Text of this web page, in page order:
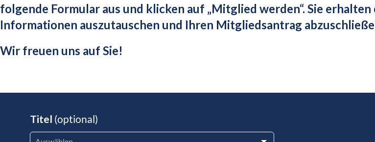
folgende Formular aus und klicken auf „Mitglied werden“. Sie
Informationen auszutauschen und Ihren Mitgliedsantrag
Wir freuen uns auf Sie!
Titel (optional)